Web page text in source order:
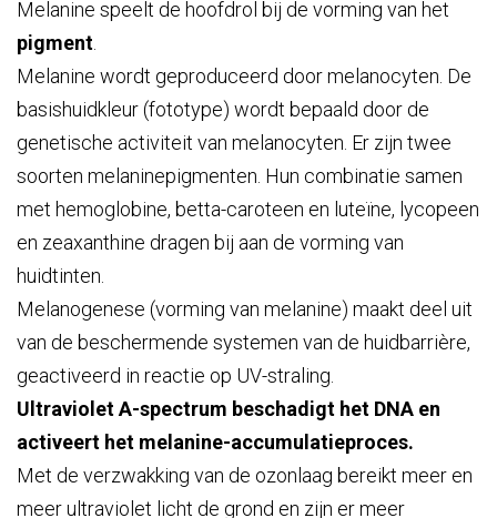
Melanine speelt de hoofdrol bij de vorming van het
pigment
Melanine wordt geproduceerd door melanocyten. De
basishuidkleur (fototype) wordt bepaald door de
genetische activiteit van melanocyten. Er zijn twee
soorten melaninepigmenten. Hun combinatie samen
met hemoglobine, betta-caroteen en luteïne, lycopeen
en zeaxanthine dragen bij aan de vorming van
huidtinten.
Melanogenese (vorming van melanine) maakt deel uit
van de beschermende systemen van de huidbarrière,
geactiveerd in reactie op UV-straling.
Ultraviolet A-spectrum beschadigt het DNA en
activeert het melanine-accumulatieproces.
Met de verzwakking van de ozonlaag bereikt meer en
meer ultraviolet licht de grond en zijn er meer